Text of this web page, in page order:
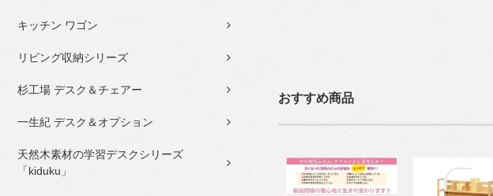
キッチン ワゴン
リビング収納シリーズ
杉工場 デスク＆チェアー
一生紀 デスク＆オプション
天然木素材の学習デスクシリーズ
「kiduku」
おすすめ商品